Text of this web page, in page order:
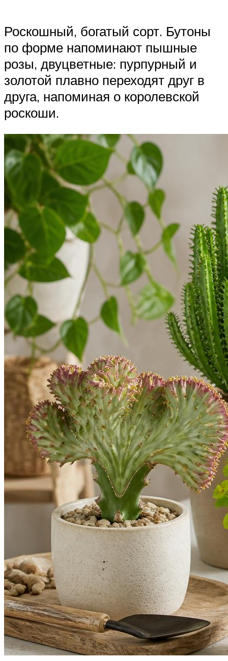
Роскошный, богатый сорт. Бутоны
по форме напоминают пышные
розы, двуцветные: пурпурный и
золотой плавно переходят друг в
друга, напоминая о королевской
роскоши.